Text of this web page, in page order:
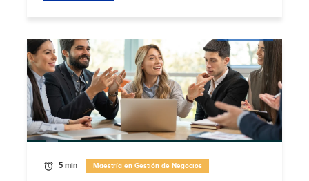
5 min Maestría en Gestión de Negocios